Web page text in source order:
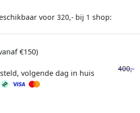
voor 320,- bij 1 shop:
€150)
volgende dag in huis
400,-